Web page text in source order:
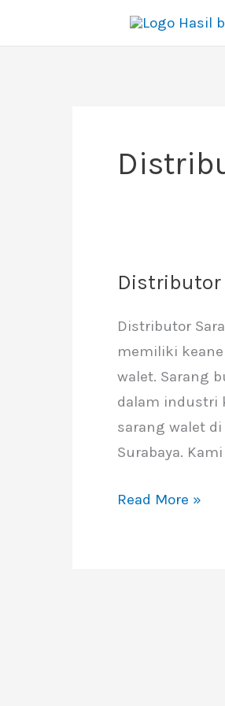
Distributor
Distributor
memiliki
walet. Sarang
dalam industri
sarang walet
Surabaya.
Distributor
Walet
Surabaya
Read More »